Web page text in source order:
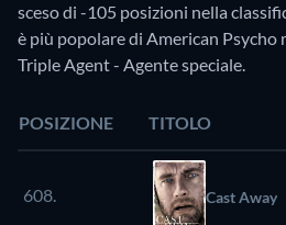
sceso di -105 posizioni nella
è più popolare di American Psycho
Triple Agent - Agente speciale.
POSIZIONE TITOLO
608. Cast Away